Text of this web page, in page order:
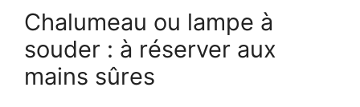
Chalumeau ou lampe à
souder : à réserver aux
mains sûres